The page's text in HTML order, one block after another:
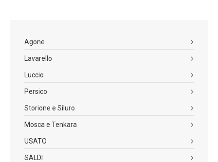
Agone
Lavarello
Luccio
Persico
Storione e Siluro
Mosca e Tenkara
USATO
SALDI